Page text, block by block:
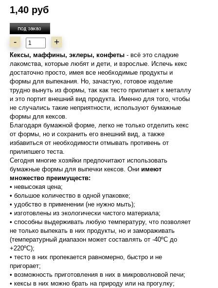
1,40 руб
- +
Кексы, маффины, эклеры, конфеты - всё это сладкие
лакомства, которые любят и дети, и взрослые. Испечь кекс
достаточно просто, имея все необходимые продукты и
формы для выпекания. Но, зачастую, готовое изделие
трудно вынуть из формы, так как тесто прилипает к металлу
и это портит внешний вид продукта. Именно для того, чтобы
не случались такие неприятности, используют бумажные
формы для кексов.
Благодаря бумажной форме, легко не только отделить кекс
от формы, но и сохранить его внешний вид, а также
избавиться от необходимости отмывать противень от
прилипшего теста.
Сегодня многие хозяйки предпочитают использовать
бумажные формы для выпечки кексов. Они имеют
множество преимуществ:
• невысокая цена;
• большое количество в одной упаковке;
• удобство в применении (не нужно мыть);
• изготовлены из экологически чистого материала;
• способны выдерживать любую температуру, что позволяет
не только выпекать в них продукты, но и замораживать
(температурный диапазон может составлять от -40ºС до
+220ºС);
• тесто в них пропекается равномерно, быстро и не
пригорает;
• возможность приготовления в них в микроволновой печи;
• кексы в них можно брать на природу или на прогулку;